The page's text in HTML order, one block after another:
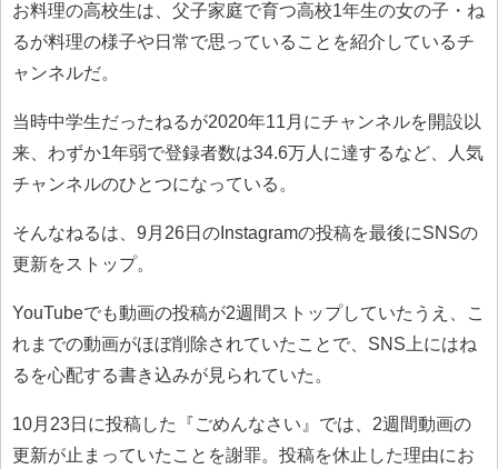
お料理の高校生は、父子家庭で育つ高校1年生の女の子・ね
るが料理の様子や日常で思っていることを紹介しているチ
ャンネルだ。
当時中学生だったねるが2020年11月にチャンネルを開設以
来、わずか1年弱で登録者数は34.6万人に達するなど、人気
チャンネルのひとつになっている。
そんなねるは、9月26日のInstagramの投稿を最後にSNSの
更新をストップ。
YouTubeでも動画の投稿が2週間ストップしていたうえ、こ
れまでの動画がほぼ削除されていたことで、SNS上にはね
るを心配する書き込みが見られていた。
10月23日に投稿した『ごめんなさい』では、2週間動画の
更新が止まっていたことを謝罪。投稿を休止した理由にお